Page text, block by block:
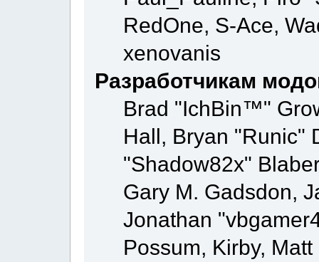
RedOne, S-Ace,
xenovanis
Разработчикам
Brad "IchBin™"
Hall, Bryan "Runic"
"Shadow82x"
Gary M. Gadsdon,
Jonathan
Possum, Kirby,